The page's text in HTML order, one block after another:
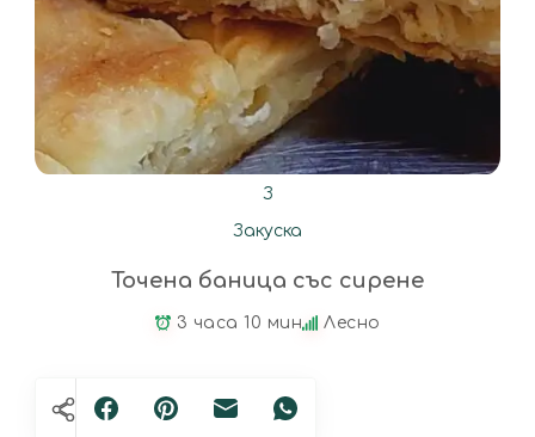
З
Закуска
Точена баница със сирене
3 часа 10 мин Лесно